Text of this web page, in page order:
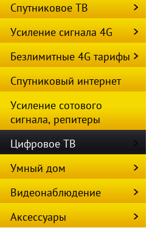
Спутниковое ТВ
Усиление сигнала 4G
Безлимитные 4G тарифы
Спутниковый интернет
Усиление сотового
сигнала, репитеры
Цифровое ТВ
Умный дом
Видеонаблюдение
Аксессуары